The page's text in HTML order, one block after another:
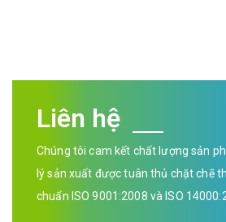
Liên hệ
Chúng tôi cam kết chất lượng sản
lý sản xuất được tuân thủ chặt chẽ
chuẩn ISO 9001:2008 và ISO